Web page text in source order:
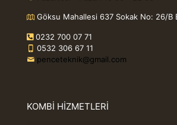
Göksu Mahallesi 637 Sokak No: 26/B
0232 700 07 71
0532 306 67 11
penceteknik@gmail.com
KOMBİ HİZMETLERİ